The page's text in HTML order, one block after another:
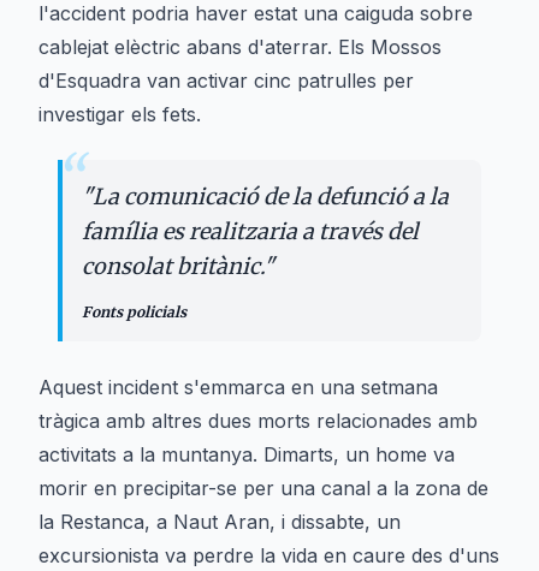
l'accident podria haver estat una caiguda sobre
cablejat elèctric abans d'aterrar. Els Mossos
d'Esquadra van activar cinc patrulles per
investigar els fets.
“"La comunicació de la defunció a la
família es realitzaria a través del
consolat britànic."
Fonts policials
Aquest incident s'emmarca en una setmana
tràgica amb altres dues morts relacionades amb
activitats a la muntanya. Dimarts, un home va
morir en precipitar-se per una canal a la zona de
la Restanca, a Naut Aran, i dissabte, un
excursionista va perdre la vida en caure des d'uns